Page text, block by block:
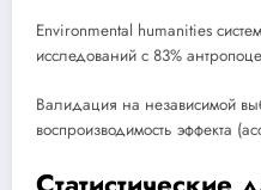
Environmental humanities
исследований с 83%
Валидация на независимой
воспроизводимость эффекта